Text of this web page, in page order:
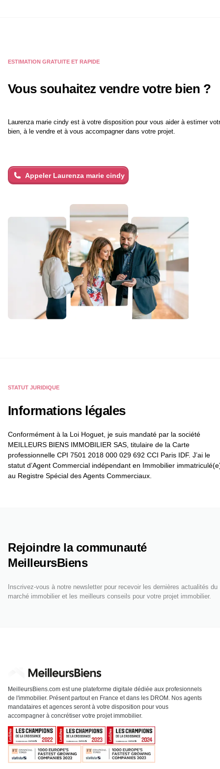
portillon permettant deux accès indépendants ✔ Idéal
d’informations ou organiser une visite.
ESTIMATION GRATUITE ET RAPIDE
Vous souhaitez vendre votre bien ?
Laurenza marie cindy est à votre disposition pour vous aider à estimer
bien, à le vendre et à vous accompagner dans votre projet.
Appeler Laurenza marie cindy
STATUT JURIDIQUE
Informations légales
Conformément à la Loi Hoguet, je suis mandaté par la société
MEILLEURS BIENS IMMOBILIER SAS, titulaire de la Carte
professionnelle CPI 7501 2018 000 029 692 CCI Paris IDF. J’ai le
statut d’Agent Commercial indépendant en Immobilier
au Registre Spécial des Agents Commerciaux.
Rejoindre la communauté
MeilleursBiens
Inscrivez-vous à notre newsletter pour recevoir les dernières actualités du
marché immobilier et les meilleurs conseils pour votre projet immobilier.
MeilleursBiens.com est une plateforme digitale dédiée aux profesionnels
de l'immobilier. Présent partout en France et dans les DROM. Nos agents
mandataires et agences seront à votre disposition pour vous
accompagner à concrétiser votre projet immobilier.